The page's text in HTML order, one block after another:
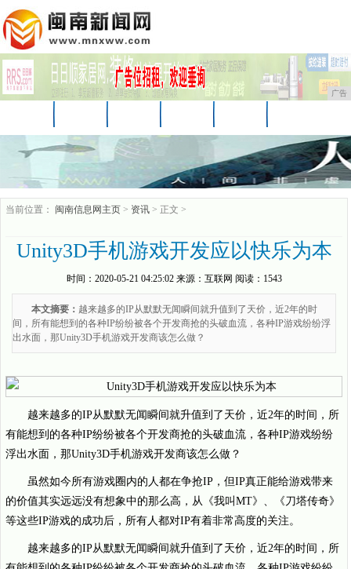
广告
科技 时尚
当前位置： 闽南信息网主页 > 资讯 > 正文 >
Unity3D手机游戏开发应以快乐为本
时间： 2020-05-21 04:25:02来源： 互联网 阅读：1543
本文摘要： 越来越多的IP从默默无闻瞬间就升值到了天价，近2年的时
间，所有能想到的各种IP纷纷被各个开发商抢的头破血流，各种IP游戏纷纷浮
出水面，那Unity3D手机游戏开发商该怎么做？
越来越多的IP从默默无闻瞬间就升值到了天价，近2年的时间，所
有能想到的各种IP纷纷被各个开发商抢的头破血流，各种IP游戏纷纷
浮出水面，那Unity3D手机游戏开发商该怎么做？
虽然如今所有游戏圈内的人都在争抢IP，但IP真正能给游戏带来
的价值其实远远没有想象中的那么高，从《我叫MT》、《刀塔传奇》
等这些IP游戏的成功后，所有人都对IP有着非常高度的关注。
越来越多的IP从默默无闻瞬间就升值到了天价，近2年的时间，所